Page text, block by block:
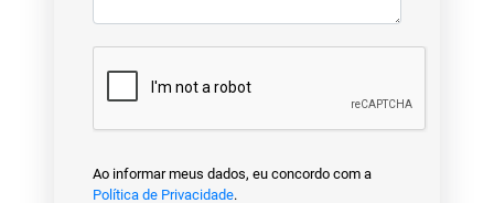
Ao informar meus dados, eu concordo com a
Política de Privacidade.